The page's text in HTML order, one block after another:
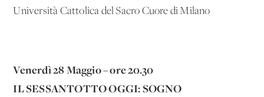
Università Cattolica del Sacro Cuore di Milano
Venerdì 28 Maggio – ore 20.30
IL SESSANTOTTO OGGI: SOGNO